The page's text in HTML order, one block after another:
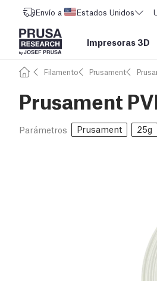
Envío a Estados Unidos
Impresoras 3D
Filamento Prusament
Prusament
Parámetros Prusament 25g